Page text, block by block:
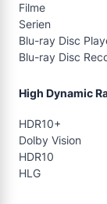
Filme
Serien
Blu-ray Disc
Blu-ray Disc
High Dynamic
HDR10+
Dolby Vision
HDR10
HLG